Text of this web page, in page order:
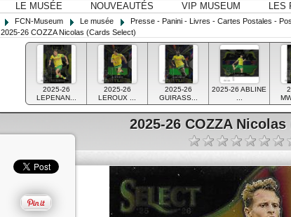
LE MUSÉE NOUVEAUTÉS VIP MUSEUM LES
FCN-Museum Le musée Presse - Panini - Livres - Cartes Postales -
2025-26 COZZA Nicolas (Cards Select)
2025-26
LEPENAN...
2025-26
LEROUX ...
2025-26
GUIRASS...
2025-26 ABLINE
2025-26 COZZA